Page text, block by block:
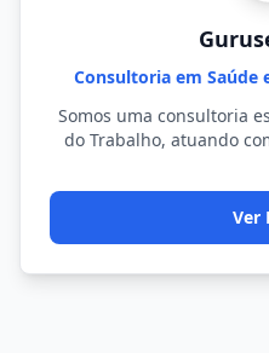
Consultoria em Saúde
Somos uma consultoria
do Trabalho, atuando
Ver